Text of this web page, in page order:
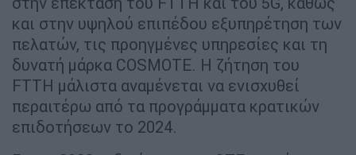
και στην υψηλού επιπέδου εξυπηρέτηση των
πελατών, τις προηγμένες υπηρεσίες και τη
δυνατή μάρκα COSMOTE. Η ζήτηση του
FTTH μάλιστα αναμένεται να ενισχυθεί
περαιτέρω από τα προγράμματα κρατικών
επιδοτήσεων το 2024.